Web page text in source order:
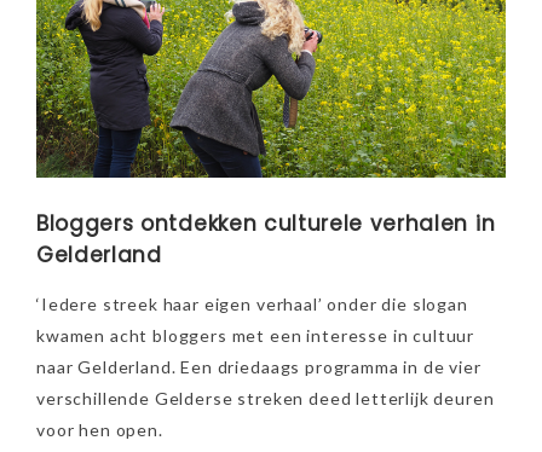
Bloggers ontdekken culturele verhalen in
Gelderland
‘Iedere streek haar eigen verhaal’ onder die slogan
kwamen acht bloggers met een interesse in cultuur
naar Gelderland. Een driedaags programma in de vier
verschillende Gelderse streken deed letterlijk deuren
voor hen open.